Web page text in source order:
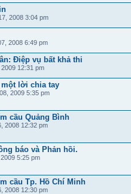
2008 3:04 pm
2008 6:49 pm
Điệp vụ bất khả thi
12:31 pm
một lời chia tay
2009 5:35 pm
cầu Quảng Bình
2008 12:32 pm
báo và Phản hồi.
5:25 pm
cầu Tp. Hồ Chí Minh
2008 12:30 pm